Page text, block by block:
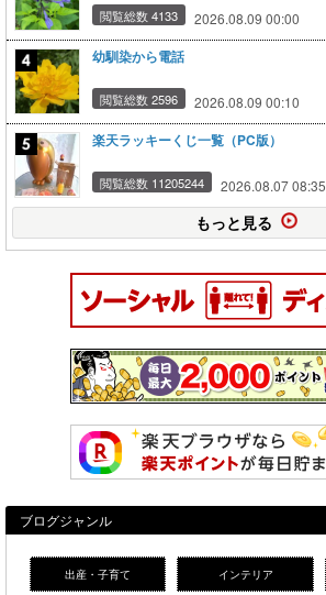
閲覧総数 4133 2026.08.09 00:00
幼馴染から電話
閲覧総数 2596 2026.08.09 00:10
楽天ラッキーくじ一覧（PC版）
閲覧総数 11205244 2026.08.07 08:35
もっと見る
ブログジャンル
出産・子育て インテリア